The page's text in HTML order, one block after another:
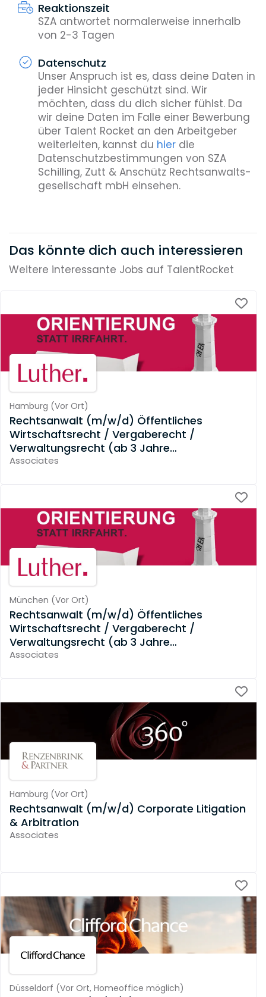
Reaktionszeit
SZA antwortet normalerweise innerhalb
von 2-3 Tagen
Datenschutz
Unser Anspruch ist es, dass deine Daten in
jeder Hinsicht geschützt sind. Wir
möchten, dass du dich sicher fühlst. Da
wir deine Daten im Falle einer Bewerbung
über Talent Rocket an den Arbeitgeber
weiterleiten, kannst du hierdie
Datenschutzbestimmungen von SZA
Schilling, Zutt & Anschütz Rechtsanwalts­
gesellschaft mbH einsehen.
Das könnte dich auch interessieren
Weitere interessante Jobs auf TalentRocket
Hamburg (Vor Ort)
Rechtsanwalt (m/w/d) Öffentliches
Wirtschaftsrecht / Vergaberecht /
Verwaltungsrecht (ab 3 Jahre
Berufserfahrung)
Associates
München (Vor Ort)
Rechtsanwalt (m/w/d) Öffentliches
Wirtschaftsrecht / Vergaberecht /
Verwaltungsrecht (ab 3 Jahre
Berufserfahrung)
Associates
Hamburg (Vor Ort)
Rechtsanwalt (m/w/d) Corporate Litigation
& Arbitration
Associates
Düsseldorf (Vor Ort, Homeoffice möglich)